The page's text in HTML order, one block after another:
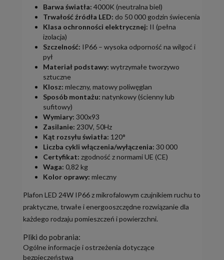
Barwa światła: 4000K (neutralna biel)
Trwałość źródła LED: do 50 000 godzin świecenia
Klasa ochronności elektrycznej: II (pełna
izolacja)
Szczelność: IP66 – wysoka odporność na wilgoć i
pył
Materiał podstawy: wytrzymałe tworzywo
sztuczne
Klosz: mleczny, matowy poliwęglan
Sposób montażu: natynkowy (ścienny lub
sufitowy)
Wymiary: 300x93
Zasilanie: 230V, 50Hz
Kąt rozsyłu światła: 120°
Liczba cykli włączenia/wyłączenia: 30 000
Certyfikat: zgodność z normami UE (CE)
Waga: 0,82 kg
Kolor oprawy: mleczny
Plafon LED 24W IP66 z mikrofalowym czujnikiem ruchu to
praktyczne, trwałe i energooszczędne rozwiązanie dla
każdego rodzaju pomieszczeń i powierzchni.
Pliki do pobrania:
Ogólne informacje i ostrzeżenia dotyczące
bezpieczeństwa